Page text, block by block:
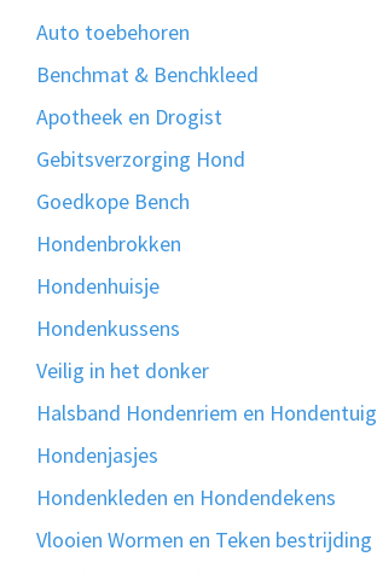
Auto toebehoren
Benchmat & Benchkleed
Apotheek en Drogist
Gebitsverzorging Hond
Goedkope Bench
Hondenbrokken
Hondenhuisje
Hondenkussens
Veilig in het donker
Halsband Hondenriem en Hondentuig
Hondenjasjes
Hondenkleden en Hondendekens
Vlooien Wormen en Teken bestrijding